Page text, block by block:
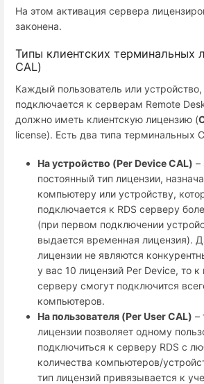
На этом активация сервера
законена.
Типы клиентских терминальных
CAL)
Каждый пользователь или устройство,
подключается к серверам Remote
должно иметь клиентскую лицензию (
license). Есть два типа терминальных
На устройство (Per DeviceCAL) –
постоянный тип лицензии,
компьютеру или устройству,
подключается к RDS серверу
(при первом подключении
выдается временная лицензия).
лицензии не являются
у вас 10 лицензий Per Device, то
серверу смогут подключится
компьютеров.
На пользователя (Per UserCAL) –
лицензии позволяет одному
подключиться к серверу RDS с
количества компьютеров/
тип лицензий привязывается к